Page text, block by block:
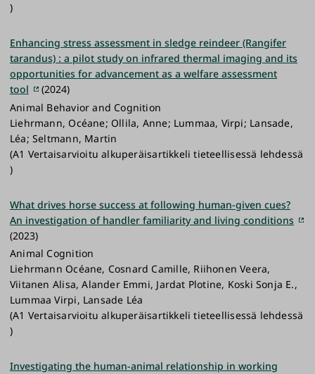
)
Enhancing stress assessment in sledge reindeer (Rangifer
tarandus) : a pilot study on infrared thermal imaging and its
opportunities for advancement as a welfare assessment
tool
(2024)
Animal Behavior and Cognition
Liehrmann, Océane; Ollila, Anne; Lummaa, Virpi; Lansade,
Léa; Seltmann, Martin
(A1 Vertaisarvioitu alkuperäisartikkeli tieteellisessä lehdessä
)
What drives horse success at following human-given cues?
An investigation of handler familiarity and living conditions
(2023)
Animal Cognition
Liehrmann Océane, Cosnard Camille, Riihonen Veera,
Viitanen Alisa, Alander Emmi, Jardat Plotine, Koski Sonja E.,
Lummaa Virpi, Lansade Léa
(A1 Vertaisarvioitu alkuperäisartikkeli tieteellisessä lehdessä
)
Investigating the human-animal relationship in working